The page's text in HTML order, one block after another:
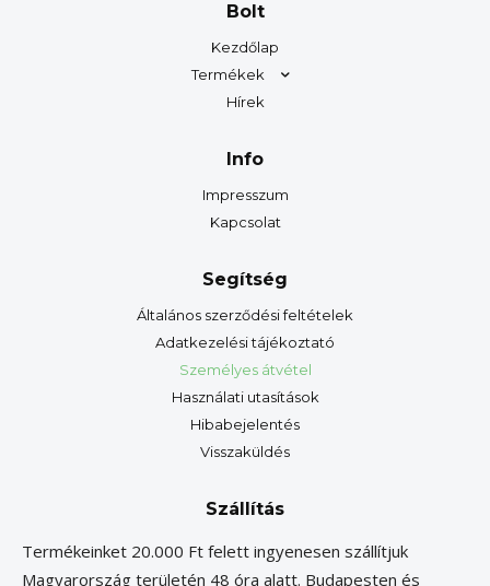
Bolt
Kezdőlap
Termékek
Hírek
Info
Impresszum
Kapcsolat
Segítség
Általános szerződési feltételek
Adatkezelési tájékoztató
Személyes átvétel
Használati utasítások
Hibabejelentés
Visszaküldés
Szállítás
Termékeinket 20.000 Ft felett ingyenesen szállítjuk
Magyarország területén 48 óra alatt. Budapesten és